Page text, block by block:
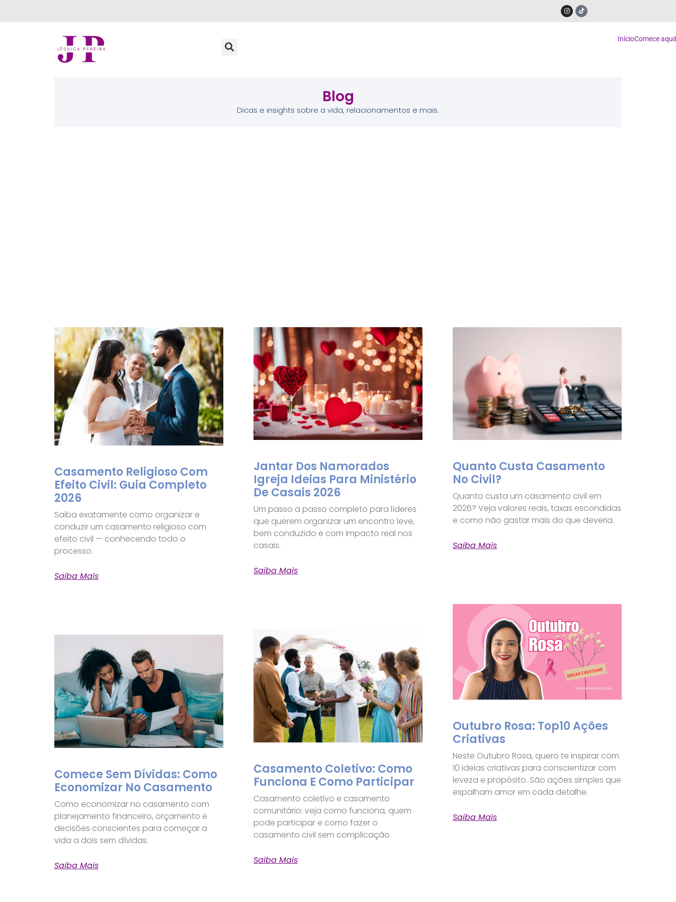
InícioComece aqui
Blog
Dicas e insights sobre a vida, relacionamentos e mais.
Casamento Religioso Com
Efeito Civil: Guia Completo
2026
Saiba exatamente como organizar e
conduzir um casamento religioso com
efeito civil — conhecendo todo o
processo.
Saiba Mais
Jantar Dos Namorados
Igreja Ideias Para Ministério
De Casais 2026
Um passo a passo completo para líderes
que querem organizar um encontro leve,
bem conduzido e com impacto real nos
casais.
Saiba Mais
Quanto Custa Casamento
No Civil?
Quanto custa um casamento civil em
2026? Veja valores reais, taxas escondidas
e como não gastar mais do que deveria.
Saiba Mais
Comece Sem Dívidas: Como
Economizar No Casamento
Como economizar no casamento com
planejamento financeiro, orçamento e
decisões conscientes para começar a
vida a dois sem dívidas.
Saiba Mais
Casamento Coletivo: Como
Funciona E Como Participar
Casamento coletivo e casamento
comunitário: veja como funciona, quem
pode participar e como fazer o
casamento civil sem complicação.
Saiba Mais
Outubro Rosa: Top10 Ações
Criativas
Neste Outubro Rosa, quero te inspirar com
10 ideias criativas para conscientizar com
leveza e propósito. São ações simples que
espalham amor em cada detalhe.
Saiba Mais